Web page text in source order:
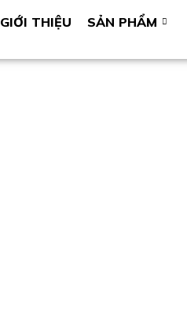
GIỚI THIỆU SẢN PHẨM